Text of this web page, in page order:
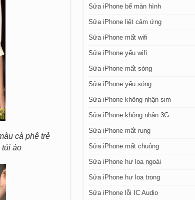
cà phê trẻ
áo
Sửa iPhone bể màn hình
Sửa iPhone liệt cảm ứng
Sửa iPhone mất wifi
Sửa iPhone yếu wifi
Sửa iPhone mất sóng
Sửa iPhone yếu sóng
Sửa iPhone không nhận sim
Sửa iPhone không nhận 3G
Sửa iPhone mất rung
Sửa iPhone mất chuông
Sửa iPhone hư loa ngoài
Sửa iPhone hư loa trong
Sửa iPhone lỗi IC Audio